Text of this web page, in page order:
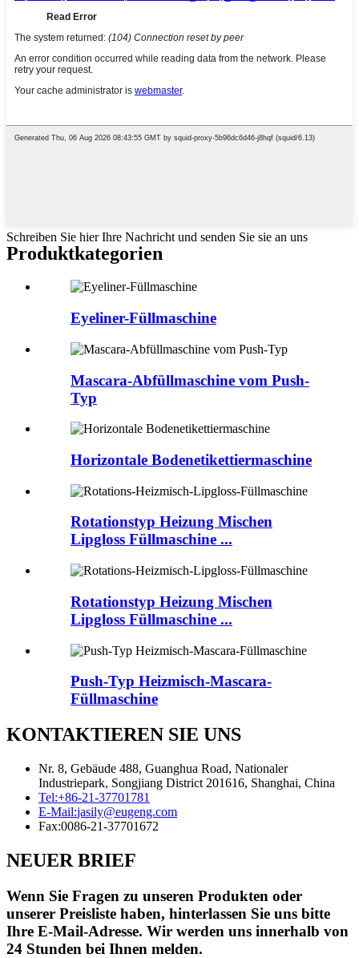
Schreiben Sie hier Ihre Nachricht und senden Sie sie an uns
Produktkategorien
Eyeliner-Füllmaschine
Mascara-Abfüllmaschine vom Push-
Typ
Horizontale Bodenetikettiermaschine
Rotationstyp Heizung Mischen
Lipgloss Füllmaschine ...
Rotationstyp Heizung Mischen
Lipgloss Füllmaschine ...
Push-Typ Heizmisch-Mascara-
Füllmaschine
KONTAKTIEREN SIE UNS
Nr. 8, Gebäude 488, Guanghua Road, Nationaler
Industriepark, Songjiang District 201616, Shanghai, China
Tel:+86-21-37701781
E-Mail:jasily@eugeng.com
Fax:0086-21-37701672
NEUER BRIEF
Wenn Sie Fragen zu unseren Produkten oder
unserer Preisliste haben, hinterlassen Sie uns bitte
Ihre E-Mail-Adresse. Wir werden uns innerhalb von
24 Stunden bei Ihnen melden.